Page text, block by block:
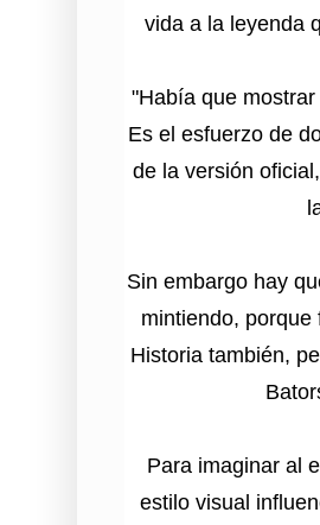
vida a la leyenda
"Había que
Es el esfuerzo de
de la versión
Sin embargo hay
mintiendo,
Historia también,
Para imaginar al
estilo visual